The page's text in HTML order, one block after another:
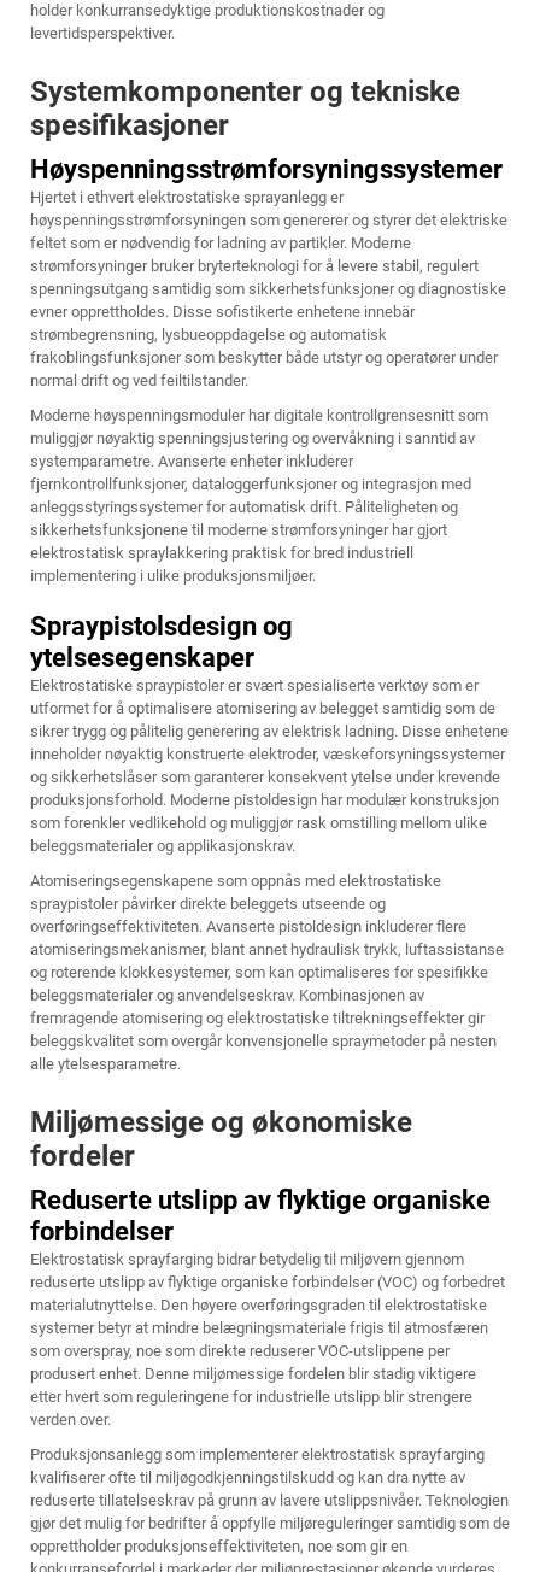
holder konkurransedyktige produktionskostnader og
levertidsperspektiver.
Systemkomponenter og tekniske
spesifikasjoner
Høyspenningsstrømforsyningssystemer
Hjertet i ethvert elektrostatiske sprayanlegg er
høyspenningsstrømforsyningen som genererer og styrer det elektriske
feltet som er nødvendig for ladning av partikler. Moderne
strømforsyninger bruker bryterteknologi for å levere stabil, regulert
spenningsutgang samtidig som sikkerhetsfunksjoner og diagnostiske
evner opprettholdes. Disse sofistikerte enhetene innebär
strømbegrensning, lysbueoppdagelse og automatisk
frakoblingsfunksjoner som beskytter både utstyr og operatører under
normal drift og ved feiltilstander.
Moderne høyspenningsmoduler har digitale kontrollgrensesnitt som
muliggjør nøyaktig spenningsjustering og overvåkning i sanntid av
systemparametre. Avanserte enheter inkluderer
fjernkontrollfunksjoner, dataloggerfunksjoner og integrasjon med
anleggsstyringssystemer for automatisk drift. Påliteligheten og
sikkerhetsfunksjonene til moderne strømforsyninger har gjort
elektrostatisk spraylakkering praktisk for bred industriell
implementering i ulike produksjonsmiljøer.
Spraypistolsdesign og
ytelsesegenskaper
Elektrostatiske spraypistoler er svært spesialiserte verktøy som er
utformet for å optimalisere atomisering av belegget samtidig som de
sikrer trygg og pålitelig generering av elektrisk ladning. Disse enhetene
inneholder nøyaktig konstruerte elektroder, væskeforsyningssystemer
og sikkerhetslåser som garanterer konsekvent ytelse under krevende
produksjonsforhold. Moderne pistoldesign har modulær konstruksjon
som forenkler vedlikehold og muliggjør rask omstilling mellom ulike
beleggsmaterialer og applikasjonskrav.
Atomiseringsegenskapene som oppnås med elektrostatiske
spraypistoler påvirker direkte beleggets utseende og
overføringseffektiviteten. Avanserte pistoldesign inkluderer flere
atomiseringsmekanismer, blant annet hydraulisk trykk, luftassistanse
og roterende klokkesystemer, som kan optimaliseres for spesifikke
beleggsmaterialer og anvendelseskrav. Kombinasjonen av
fremragende atomisering og elektrostatiske tiltrekningseffekter gir
beleggskvalitet som overgår konvensjonelle spraymetoder på nesten
alle ytelsesparametre.
Miljømessige og økonomiske
fordeler
Reduserte utslipp av flyktige organiske
forbindelser
Elektrostatisk sprayfarging bidrar betydelig til miljøvern gjennom
reduserte utslipp av flyktige organiske forbindelser (VOC) og forbedret
materialutnyttelse. Den høyere overføringsgraden til elektrostatiske
systemer betyr at mindre belægningsmateriale frigis til atmosfæren
som overspray, noe som direkte reduserer VOC-utslippene per
produsert enhet. Denne miljømessige fordelen blir stadig viktigere
etter hvert som reguleringene for industrielle utslipp blir strengere
verden over.
Produksjonsanlegg som implementerer elektrostatisk sprayfarging
kvalifiserer ofte til miljøgodkjenningstilskudd og kan dra nytte av
reduserte tillatelseskrav på grunn av lavere utslippsnivåer. Teknologien
gjør det mulig for bedrifter å oppfylle miljøreguleringer samtidig som de
opprettholder produksjonseffektiviteten, noe som gir en